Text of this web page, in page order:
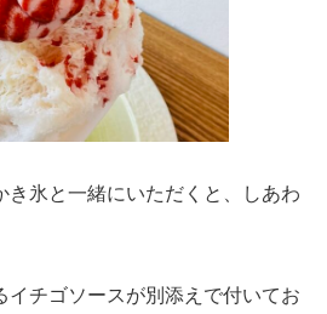
き氷と一緒にいただくと、しあわ
イチゴソースが別添えで付いてお